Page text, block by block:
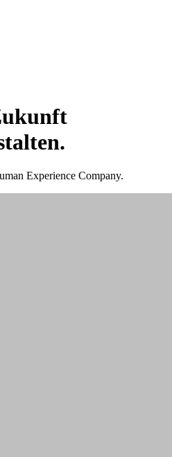
Experience Company.